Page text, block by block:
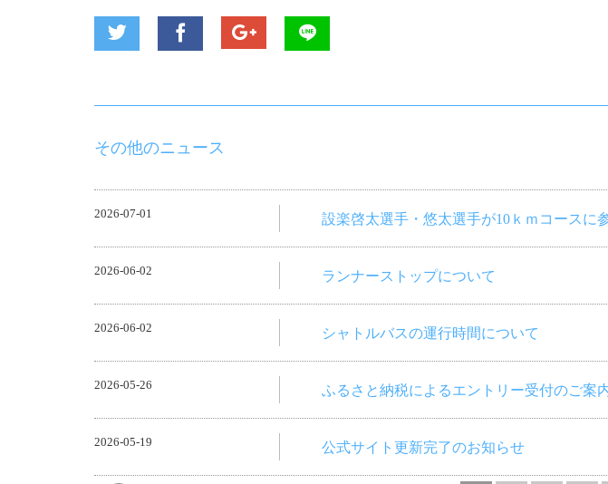
その他のニュース
2026-07-01 設楽啓太選手・悠太選手が10ｋｍコースに
2026-06-02 ランナーストップについて
2026-06-02 シャトルバスの運行時間について
2026-05-26 ふるさと納税によるエントリー受付のご案
2026-05-19 公式サイト更新完了のお知らせ